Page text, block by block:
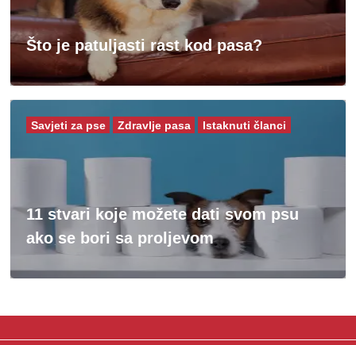
Što je patuljasti rast kod pasa?
11 stvari koje možete dati svom psu
ako se bori sa proljevom
Savjeti za pse Zdravlje pasa Istaknuti članci